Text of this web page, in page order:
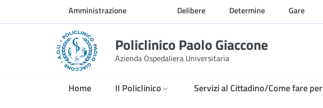
Skip to Main ContentAmministrazione
trasparente
Delibere Determine Gare
Policlinico Paolo Giaccone
Azienda Ospedaliera Universitaria
Home Il Policlinico Servizi al Cittadino/Come fare per